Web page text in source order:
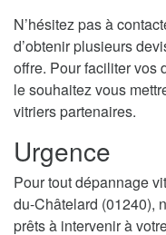
N’hésitez pas à
d’obtenir plusieurs
offre. Pour faciliter vos
le souhaitez vous
vitriers partenaires.
Urgence
Pour tout dépannage
du-Châtelard (01240),
prêts à intervenir à